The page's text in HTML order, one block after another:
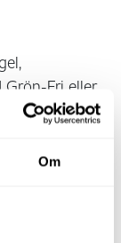
Om
Fri eller
och följ